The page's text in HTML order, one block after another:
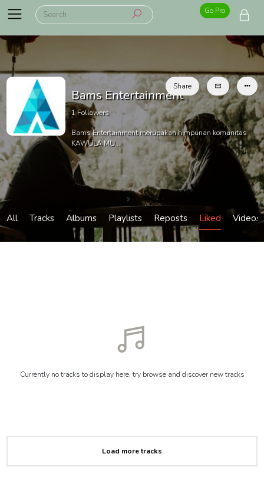
Go Pro
Bams Entertainment
1Followers
Bams Entertainment merupakan himpunan komunitas
KAWULA MU...
Share
All Tracks Albums Playlists Reposts Liked Videos
Currently no tracks to display here, try browse and discover new tracks
Load more tracks